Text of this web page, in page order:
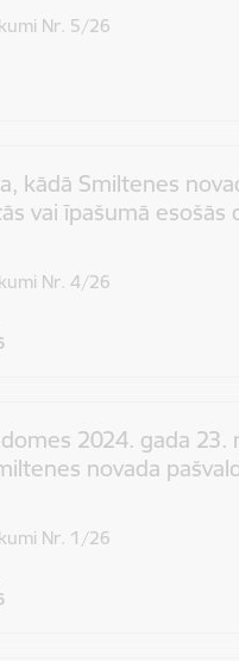
Nr. 5/26
kādā Smiltenes
vai īpašumā esošās
Nr. 4/26
2024. gada 23.
novada
Nr. 1/26